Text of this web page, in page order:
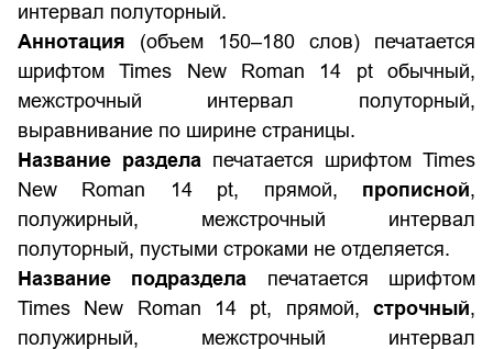
интервал полуторный.
Аннотация (объем 150–180 слов) печатается
шрифтом Times New Roman 14 pt обычный,
межстрочный интервал полуторный,
выравнивание по ширине страницы.
Название раздела печатается шрифтом Times
New Roman 14 pt, прямой, прописной,
полужирный, межстрочный интервал
полуторный, пустыми строками не отделяется.
Название подраздела печатается шрифтом
Times New Roman 14 pt, прямой, строчный,
полужирный, межстрочный интервал